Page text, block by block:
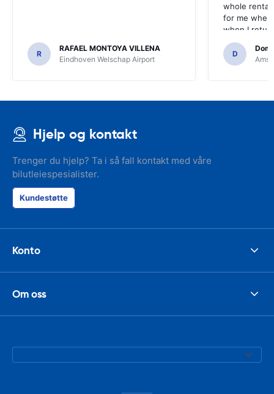
R
RAFAEL MONTOYA VILLENA
Eindhoven Welschap Airport
whole
for me
when I
the desk
will be
check the
D
Hjelp og kontakt
Trenger du hjelp? Ta i så fall kontakt med våre
bilutleiespesialister.
Kundestøtte
Konto
Om oss